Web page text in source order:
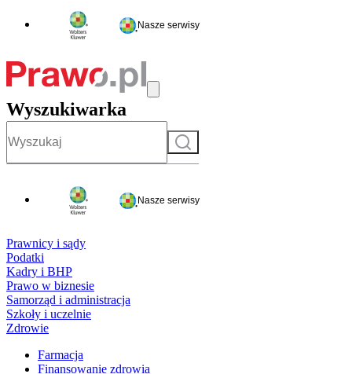
Nasze serwisy
Wyszukiwarka
Szukaj
Nasze serwisy
Prawnicy i sądy
Podatki
Kadry i BHP
Prawo w biznesie
Samorząd i administracja
Szkoły i uczelnie
Zdrowie
Farmacja
Finansowanie zdrowia